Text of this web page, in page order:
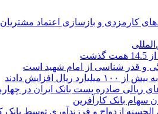
کارمزدی و بازسازی اعتماد مشتریان
و قدر شناسی از امام شهید است
بانک کارآفرین